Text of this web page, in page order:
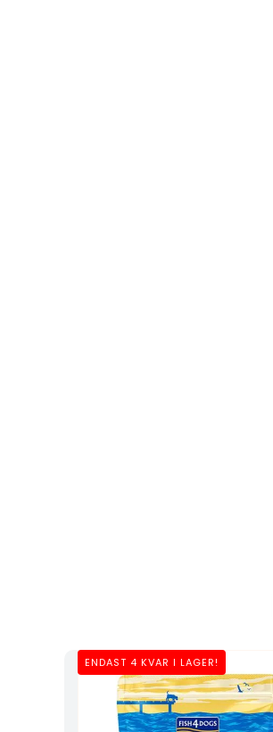
ENDAST 4 KVAR I LAGER!